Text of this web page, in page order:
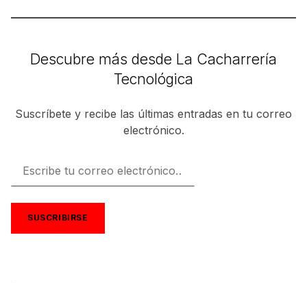
Descubre más desde La Cacharrería
Tecnológica
Suscríbete y recibe las últimas entradas en tu correo
electrónico.
SUSCRIBIRSE